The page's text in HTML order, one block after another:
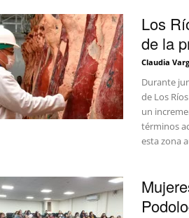
Los
de la
Claudia
Durante
de Los
un
términos
esta zona